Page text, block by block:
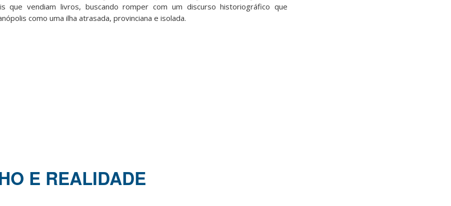
que vendiam livros, buscando romper com um discurso historiográfico que
como uma ilha atrasada, provinciana e isolada.
E REALIDADE